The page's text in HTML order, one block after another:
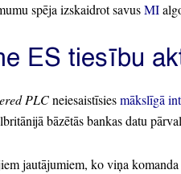
spēja izskaidrot savusMI
ES tiesību
PLCneiesaistīsiesmākslīgā
bāzētās bankas datu
jautājumiem, ko viņa